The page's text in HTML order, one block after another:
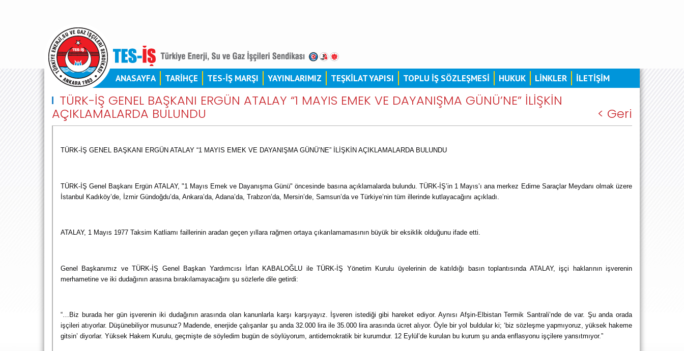
ANASAYFA TARİHÇE TES-İŞ MARŞI YAYINLARIMIZ TEŞKİLAT YAPISI TOPLU İŞ SÖZLEŞMESİ HUKUK LİNKLER İLETİŞİM
TÜRK-İŞ GENEL BAŞKANI ERGÜN ATALAY “1 MAYIS EMEK VE DAYANIŞMA GÜNÜ’NE” İLİŞKİN
AÇIKLAMALARDA BULUNDU < Geri
TÜRK-İŞ GENEL BAŞKANI ERGÜN ATALAY “1 MAYIS EMEK VE DAYANIŞMA GÜNÜ’NE” İLİŞKİN AÇIKLAMALARDA BULUNDU
TÜRK-İŞ Genel Başkanı Ergün ATALAY, "1 Mayıs Emek ve Dayanışma Günü" öncesinde basına açıklamalarda bulundu. TÜRK-İŞ’in 1 Mayıs’ı ana merkez Edirne Saraçlar Meydanı olmak üzere
İstanbul Kadıköy’de, İzmir Gündoğdu’da, Ankara’da, Adana’da, Trabzon’da, Mersin’de, Samsun’da ve Türkiye’nin tüm illerinde kutlayacağını açıkladı.
ATALAY, 1 Mayıs 1977 Taksim Katliamı faillerinin aradan geçen yıllara rağmen ortaya çıkarılamamasının büyük bir eksiklik olduğunu ifade etti.
Genel Başkanımız ve TÜRK-İŞ Genel Başkan Yardımcısı İrfan KABALOĞLU ile TÜRK-İŞ Yönetim Kurulu üyelerinin de katıldığı basın toplantısında ATALAY, işçi haklarının işverenin
merhametine ve iki dudağının arasına bırakılamayacağını şu sözlerle dile getirdi:
“…Biz burada her gün işverenin iki dudağının arasında olan kanunlarla karşı karşıyayız. İşveren istediği gibi hareket ediyor. Aynısı Afşin-Elbistan Termik Santrali’nde de var. Şu anda orada
işçileri atıyorlar. Düşünebiliyor musunuz? Madende, enerjide çalışanlar şu anda 32.000 lira ile 35.000 lira arasında ücret alıyor. Öyle bir yol buldular ki; ‘biz sözleşme yapmıyoruz, yüksek hakeme
gitsin’ diyorlar. Yüksek Hakem Kurulu, geçmişte de söyledim bugün de söylüyorum, antidemokratik bir kurumdur. 12 Eylül’de kurulan bu kurum şu anda enflasyonu işçilere yansıtmıyor.”